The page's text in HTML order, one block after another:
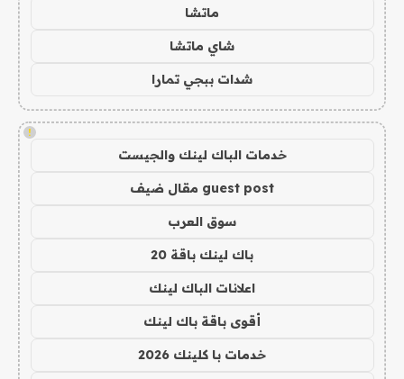
ماتشا
شاي ماتشا
شدات ببجي تمارا
!
خدمات الباك لينك والجيست
guest post مقال ضيف
سوق العرب
باك لينك باقة 20
اعلانات الباك لينك
أقوى باقة باك لينك
خدمات با كلينك 2026